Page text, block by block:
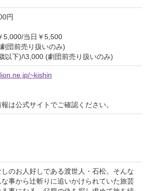
円
5,000/当日￥5,500
団前売り扱いのみ)
以下)/\3,000 (劇団前売り扱いのみ)
~kishin
は公式サイトでご確認ください。
のお人好しである渡世人・石松。そんな
事から辻斬りに追いかけられていた旅芸